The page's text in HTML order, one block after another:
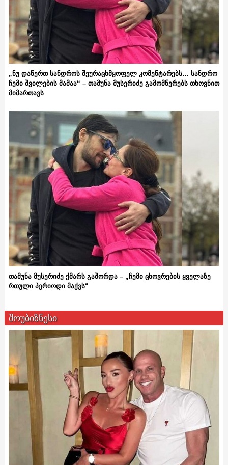
„ნუ დაწერთ სანდროს შეურაცხმყოფელ კომენტარებს… სანდრო
ჩემი შვილების მამაა“ – თამუნა მუსერიძე გამომწერებს თხოვნით
მიმართავს
თამუნა მუსერიძე ქმარს გაშორდა – „ჩემი ცხოვრების ყველაზე
რთული პერიოდი მაქვს“
შოუბიზნესი